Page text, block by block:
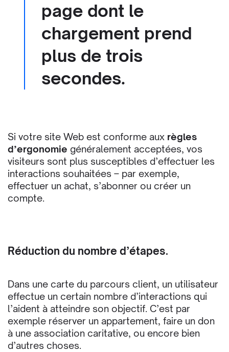
page dont le
chargement prend
plus de trois
secondes.
Si votre site Web est conforme aux règles
d’ergonomie généralement acceptées, vos
visiteurs sont plus susceptibles d’effectuer les
interactions souhaitées – par exemple,
effectuer un achat, s’abonner ou créer un
compte.
Réduction du nombre d’étapes.
Dans une carte du parcours client, un utilisateur
effectue un certain nombre d’interactions qui
l’aident à atteindre son objectif. C’est par
exemple réserver un appartement, faire un don
à une association caritative, ou encore bien
d’autres choses.